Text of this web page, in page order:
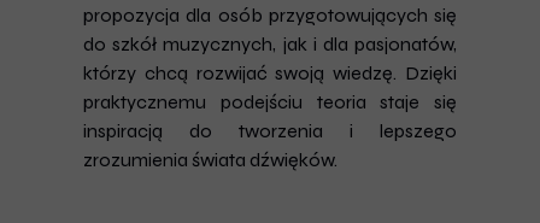
propozycja dla osób przygotowujących się
do szkół muzycznych, jak i dla pasjonatów,
którzy chcą rozwijać swoją wiedzę. Dzięki
praktycznemu podejściu teoria staje się
inspiracją do tworzenia i lepszego
zrozumienia świata dźwięków.